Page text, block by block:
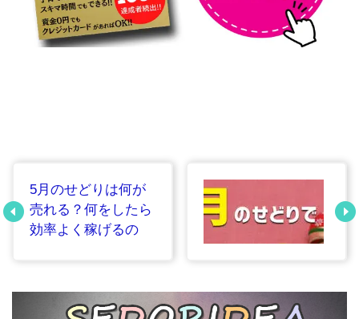
5月のせどりは何が
売れる？何をしたら
効率よく稼げるの
3月のせどりは何が